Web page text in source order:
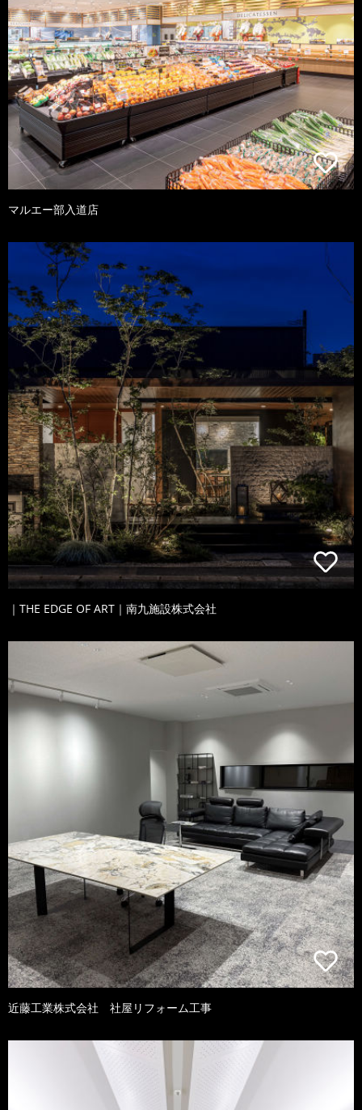
マルエー部入道店
｜THE EDGE OF ART｜南九施設株式会社
近藤工業株式会社 社屋リフォーム工事